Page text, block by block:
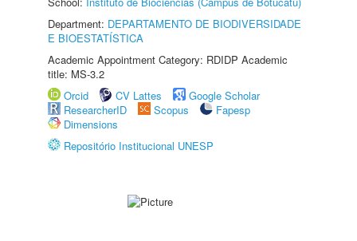
Department: DEPARTAMENTO DE BIODIVERSIDADE
E BIOESTATÍSTICA
Academic Appointment Category: RDIDP Academic
title: MS-3.2
Orcid
CV Lattes
Google Scholar
ResearcherID
Scopus
Fapesp
Dimensions
Repositório Institucional UNESP